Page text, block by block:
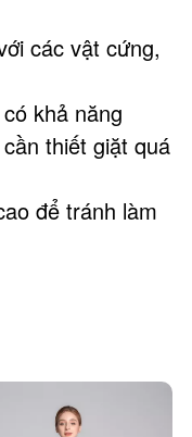
các vật cứng,
khả năng
thiết giặt quá
để tránh làm